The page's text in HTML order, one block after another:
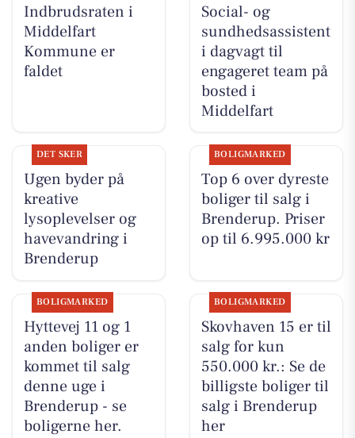
Indbrudsraten i
Middelfart
Kommune er
faldet
Social- og
sundhedsassistent
i dagvagt til
engageret team på
bosted i
Middelfart
DET SKER
Ugen byder på
kreative
lysoplevelser og
havevandring i
Brenderup
BOLIGMARKED
Top 6 over dyreste
boliger til salg i
Brenderup. Priser
op til 6.995.000 kr
BOLIGMARKED
Hyttevej 11 og 1
anden boliger er
kommet til salg
denne uge i
Brenderup - se
boligerne her.
BOLIGMARKED
Skovhaven 15 er til
salg for kun
550.000 kr.: Se de
billigste boliger til
salg i Brenderup
her